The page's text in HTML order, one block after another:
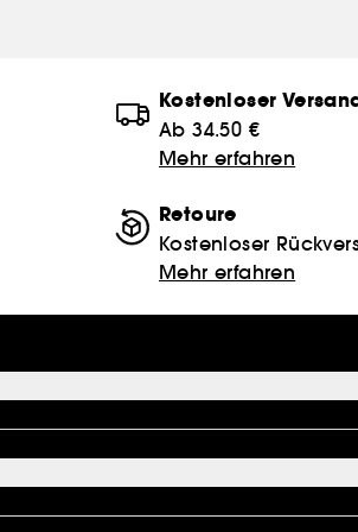
Kostenloser
Ab 34.50 €
Mehr erfahren
Retoure
Kostenloser
Mehr erfahren